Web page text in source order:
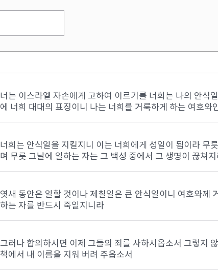
너는 이스라엘 자손에게 고하여 이르기를 너희는 나의 안식
에 너희 대대의 표징이니 나는 너희를 거룩하게 하는 여호와
너희는 안식일을 지킬지니 이는 너희에게 성일이 됨이라 무
며 무릇 그날에 일하는 자는 그 백성 중에서 그 생명이 끊쳐
엿새 동안은 일할 것이나 제칠일은 큰 안식일이니 여호와께
하는 자를 반드시 죽일지니라
그러나 합의하시면 이제 그들의 죄를 사하시옵소서 그렇지
책에서 내 이름을 지워 버려 주옵소서